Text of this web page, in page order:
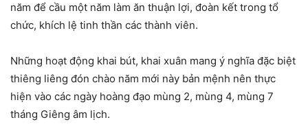
năm để cầu một năm làm ăn thuận lợi, đoàn kết trong tổ
chức, khích lệ tinh thần các thành viên.
Những hoạt động khai bút, khai xuân mang ý nghĩa đặc biệt
thiêng liêng đón chào năm mới này bản mệnh nên thực
hiện vào các ngày hoàng đạo mùng 2, mùng 4, mùng 7
tháng Giêng âm lịch.